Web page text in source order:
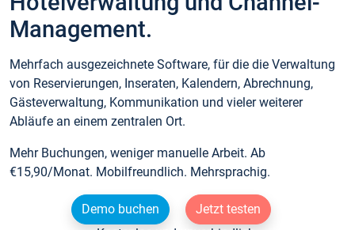
Management.
Mehrfach ausgezeichnete Software, für die die Verwaltung
von Reservierungen, Inseraten, Kalendern, Abrechnung,
Gästeverwaltung, Kommunikation und vieler weiterer
Abläufe an einem zentralen Ort.
Mehr Buchungen, weniger manuelle Arbeit. Ab
€15,90/Monat. Mobilfreundlich. Mehrsprachig.
Demo buchen
Jetzt testen